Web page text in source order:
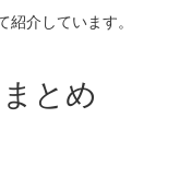
介しています。
とめ